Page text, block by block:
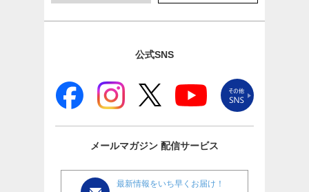
公式SNS
メールマガジン 配信サービス
最新情報をいち早くお届け！